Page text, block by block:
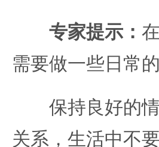
专家提示：
需要做一些日常
保持良好的情
关系，生活中不